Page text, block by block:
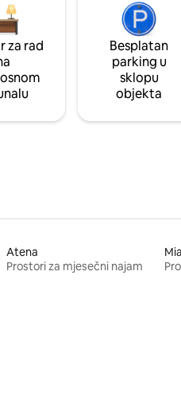
za rad
Besplatan
parking u
sklopu
objekta
Atena
Prostori za mjesečni najam